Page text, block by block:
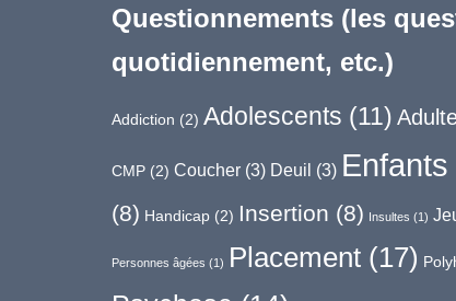
Questionnements (les
quotidiennement, etc.)
Addiction (2) Adolescents (11)
CMP (2) Coucher (3) Deuil (3) Enfants
(8) Handicap (2) Insertion (8) Insultes (1)
Personnes âgées (1) Placement (17)